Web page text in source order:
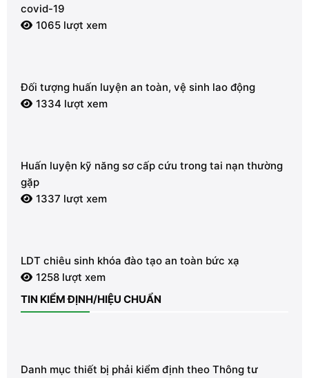
covid-19
1065 lượt xem
Đối tượng huấn luyện an toàn, vệ sinh lao động
1334 lượt xem
Huấn luyện kỹ năng sơ cấp cứu trong tai nạn thường
gặp
1337 lượt xem
LDT chiêu sinh khóa đào tạo an toàn bức xạ
1258 lượt xem
TIN KIỂM ĐỊNH/HIỆU CHUẨN
Danh mục thiết bị phải kiểm định theo Thông tư